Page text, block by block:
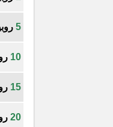
5
10
15
20